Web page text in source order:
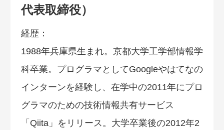
代表取締役）
経歴：
1988年兵庫県生まれ。京都大学工学部情報学
科卒業。プログラマとしてGoogleやはてなの
インターンを経験し、在学中の2011年にプロ
グラマのための技術情報共有サービス
「Qiita」をリリース。大学卒業後の2012年2